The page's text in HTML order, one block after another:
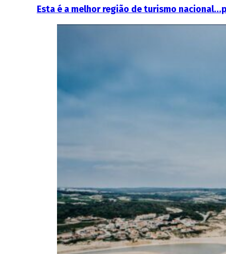
Esta é a melhor região de turismo